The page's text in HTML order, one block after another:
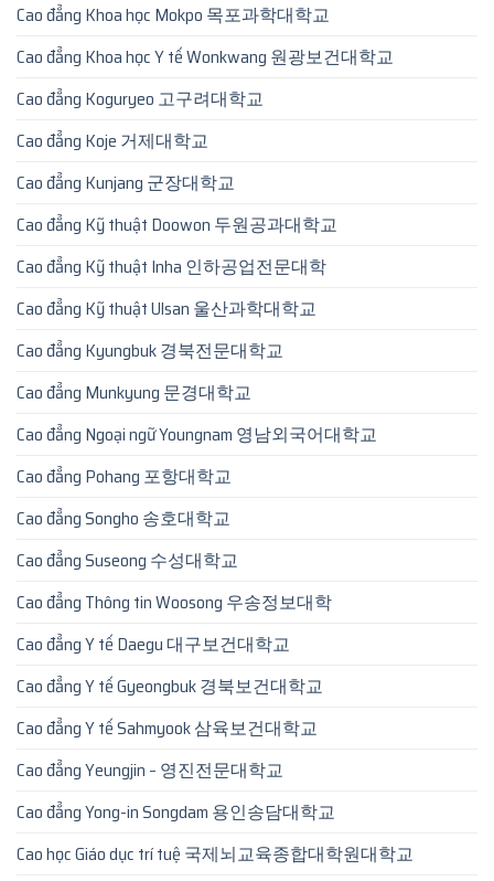
Cao đẳng Khoa học Mokpo 목포과학대학교
Cao đẳng Khoa học Y tế Wonkwang 원광보건대학교
Cao đẳng Koguryeo 고구려대학교
Cao đẳng Koje 거제대학교
Cao đẳng Kunjang 군장대학교
Cao đẳng Kỹ thuật Doowon 두원공과대학교
Cao đẳng Kỹ thuật Inha 인하공업전문대학
Cao đẳng Kỹ thuật Ulsan 울산과학대학교
Cao đẳng Kyungbuk 경북전문대학교
Cao đẳng Munkyung 문경대학교
Cao đẳng Ngoại ngữ Youngnam 영남외국어대학교
Cao đẳng Pohang 포항대학교
Cao đẳng Songho 송호대학교
Cao đẳng Suseong 수성대학교
Cao đẳng Thông tin Woosong 우송정보대학
Cao đẳng Y tế Daegu 대구보건대학교
Cao đẳng Y tế Gyeongbuk 경북보건대학교
Cao đẳng Y tế Sahmyook 삼육보건대학교
Cao đẳng Yeungjin – 영진전문대학교
Cao đẳng Yong-in Songdam 용인송담대학교
Cao học Giáo dục trí tuệ 국제뇌교육종합대학원대학교